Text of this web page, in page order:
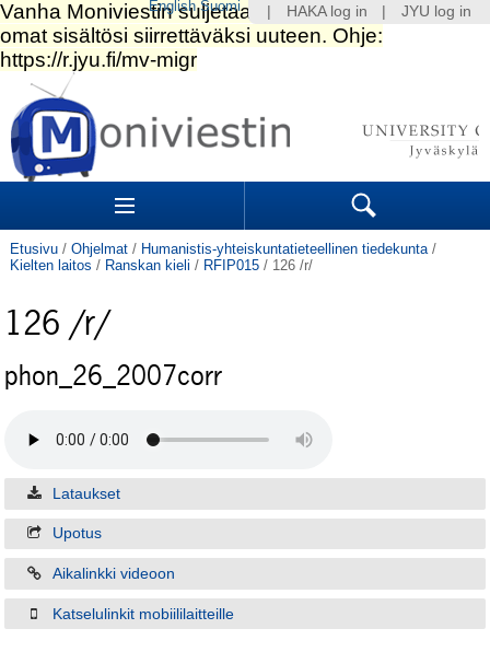
Siirry
sisältöön.
|
Siirry
navigointiin
Sections Search
Etusivu / Ohjelmat / Humanistis-yhteiskuntatieteellinen tiedekunta /
Kielten laitos / Ranskan kieli / RFIP015 / 126 /r/
126 /r/
phon_26_2007corr
Lataukset
Upotus
Aikalinkki videoon
Katselulinkit mobiililaitteille
HAKA log in JYU log in
English Suomi